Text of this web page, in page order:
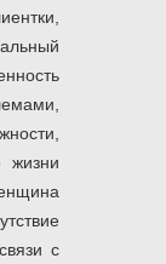
жизни
с